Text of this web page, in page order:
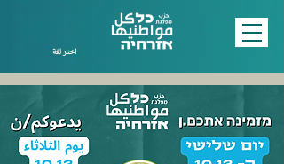
اختر لغة